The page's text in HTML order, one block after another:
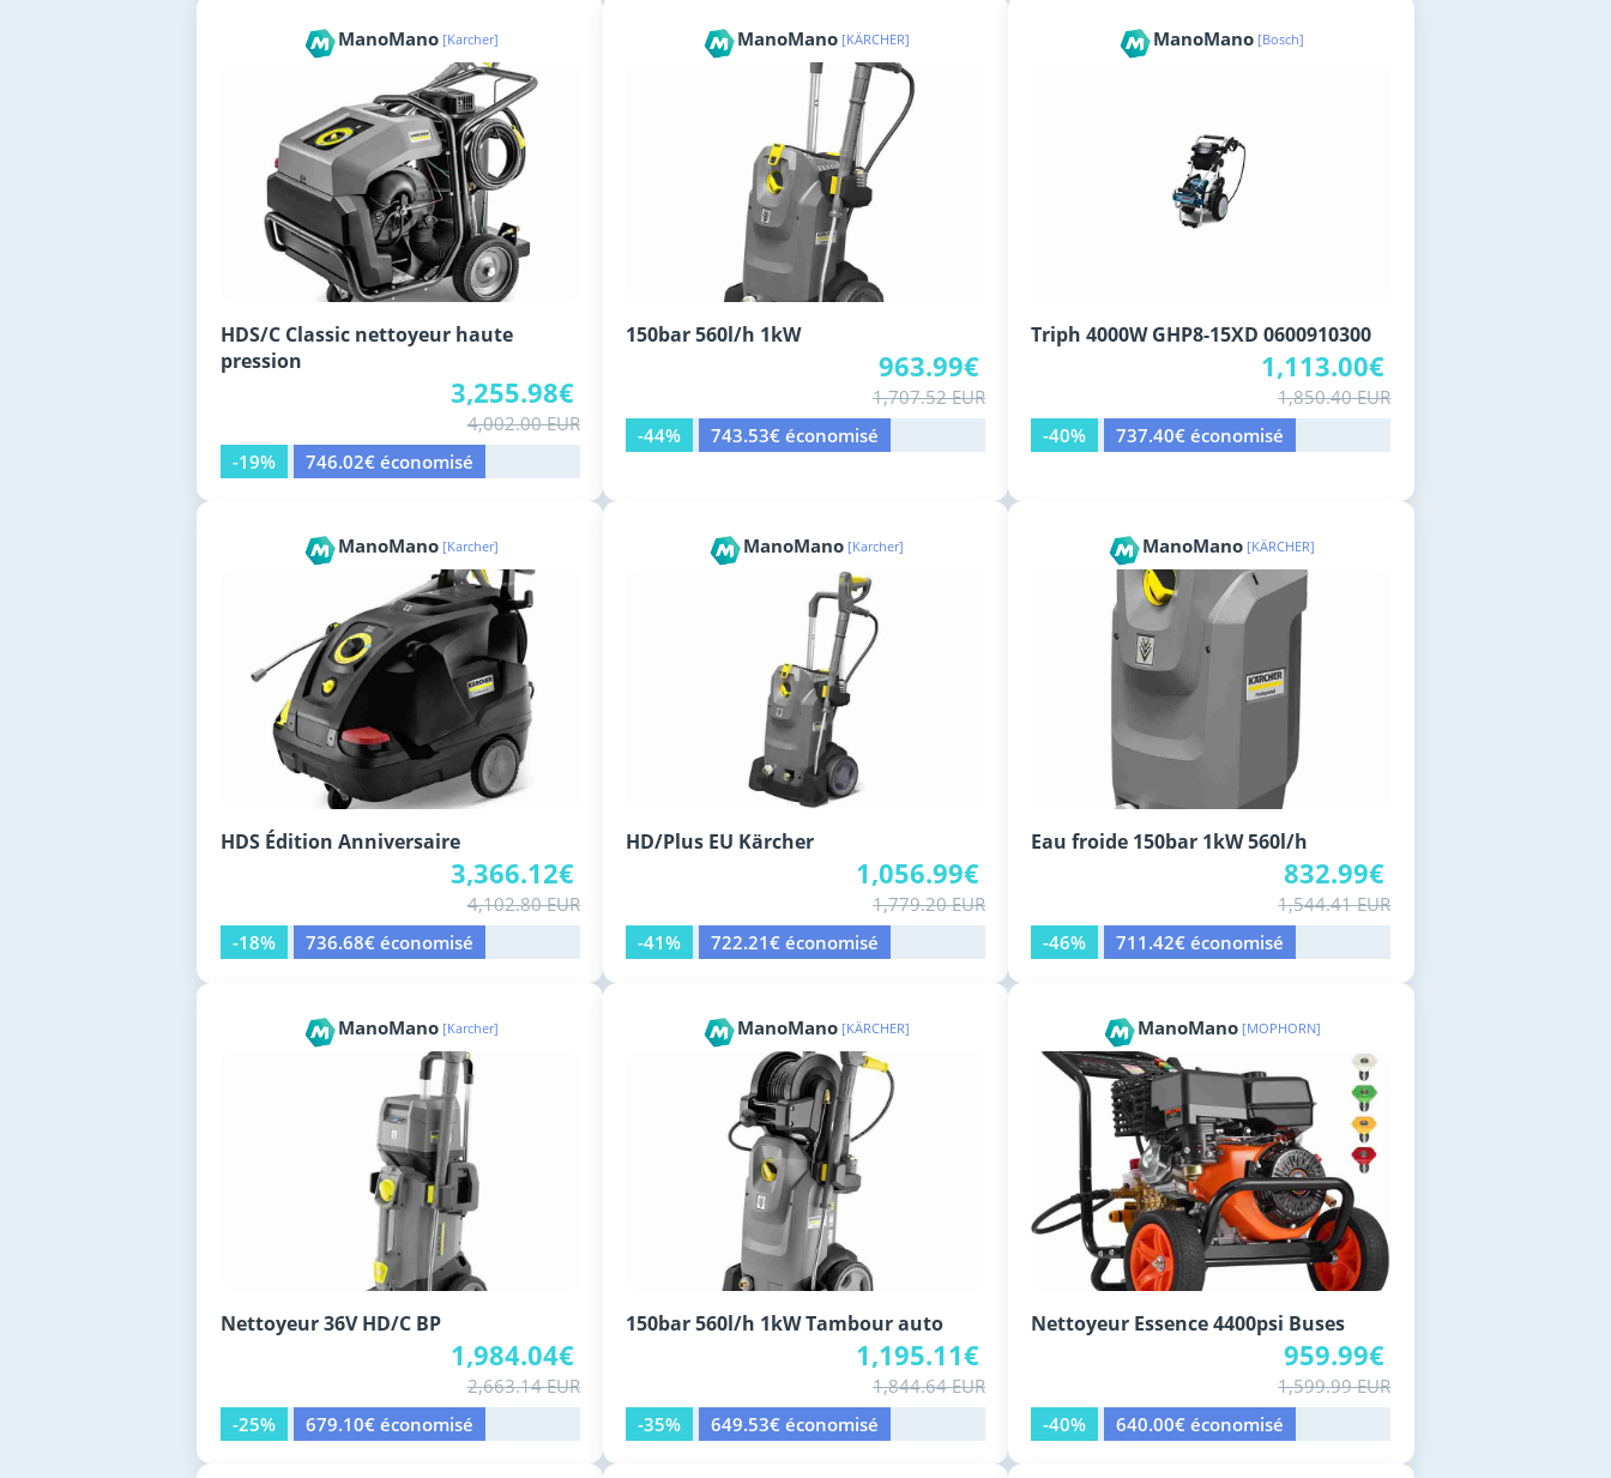
ManoMano [Karcher]
HDS/C Classic nettoyeur haute
pression
3,255.98€
4,002.00 EUR
-19%
746.02€ économisé
ManoMano [KÄRCHER]
150bar 560l/h 1kW
963.99€
1,707.52 EUR
-44%
743.53€ économisé
ManoMano [Bosch]
Triph 4000W GHP8-15XD 0600910300
1,113.00€
1,850.40 EUR
-40%
737.40€ économisé
ManoMano [Karcher]
HDS Édition Anniversaire
3,366.12€
4,102.80 EUR
-18%
736.68€ économisé
ManoMano [Karcher]
HD/Plus EU Kärcher
1,056.99€
1,779.20 EUR
-41%
722.21€ économisé
ManoMano [KÄRCHER]
Eau froide 150bar 1kW 560l/h
832.99€
1,544.41 EUR
-46%
711.42€ économisé
ManoMano [Karcher]
Nettoyeur 36V HD/C BP
1,984.04€
2,663.14 EUR
-25%
679.10€ économisé
ManoMano [KÄRCHER]
150bar 560l/h 1kW Tambour auto
1,195.11€
1,844.64 EUR
-35%
649.53€ économisé
ManoMano [MOPHORN]
Nettoyeur Essence 4400psi Buses
959.99€
1,599.99 EUR
-40%
640.00€ économisé